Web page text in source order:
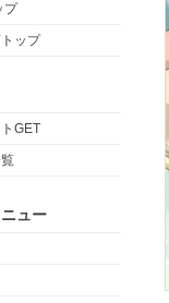
プ
ップ
GET
ュー